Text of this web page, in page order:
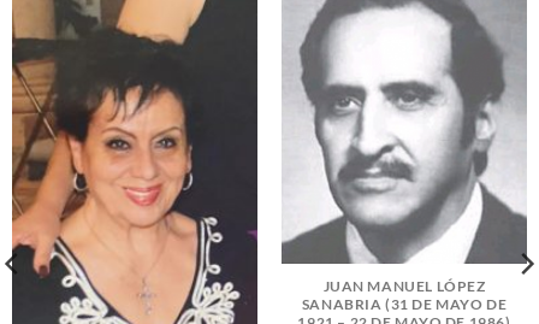
JUAN MANUEL LÓPEZ
SANABRIA (31 DE MAYO DE